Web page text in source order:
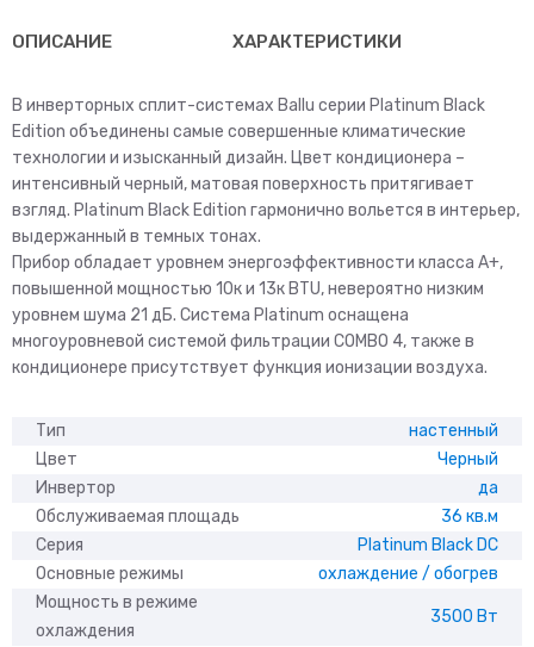
DC
ОПИСАНИЕ ХАРАКТЕРИСТИКИ
В инверторных сплит-системах Ballu серии Platinum Black
Edition объединены самые совершенные климатические
технологии и изысканный дизайн. Цвет кондиционера –
интенсивный черный, матовая поверхность притягивает
взгляд. Platinum Black Edition гармонично вольется в интерьер,
выдержанный в темных тонах.
Прибор обладает уровнем энергоэффективности класса A+,
повышенной мощностью 10к и 13к BTU, невероятно низким
уровнем шума 21 дБ. Система Platinum оснащена
многоуровневой системой фильтрации COMBO 4, также в
кондиционере присутствует функция ионизации воздуха.
Тип
настенный
Цвет
Черный
Инвертор
да
Обслуживаемая площадь
36 кв.м
Серия
Platinum Black DC
Основные режимы
охлаждение / обогрев
Мощность в режиме
охлаждения
3500 Вт